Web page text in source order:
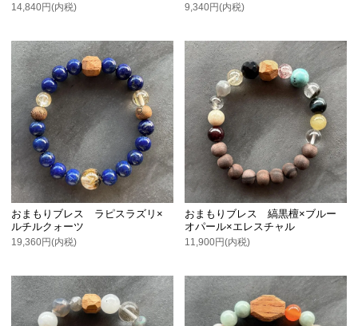
14,840円(内税) 9,340円(内税)
おまもりブレス ラピスラズリ×
ルチルクォーツ
19,360円(内税)
おまもりブレス 縞黒檀×ブルー
オパール×エレスチャル
11,900円(内税)